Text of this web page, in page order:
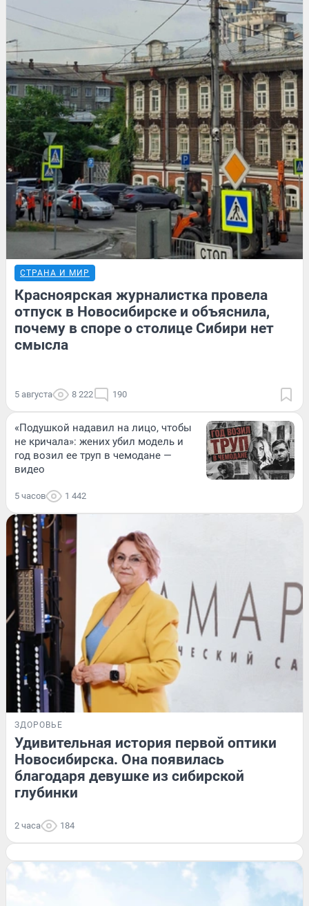
СТРАНА И МИР
Красноярская журналистка провела
отпуск в Новосибирске и объяснила,
почему в споре о столице Сибири нет
смысла
5 августа 8 222 190
«Подушкой надавил на лицо, чтобы
не кричала»: жених убил модель и
год возил ее труп в чемодане —
видео
5 часов 1 442
ЗДОРОВЬЕ
Удивительная история первой оптики
Новосибирска. Она появилась
благодаря девушке из сибирской
глубинки
2 часа 184